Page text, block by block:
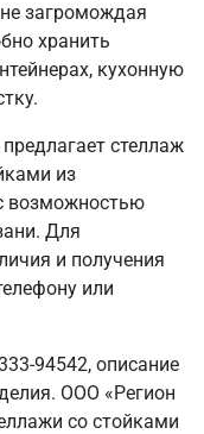
загромождая
хранить
кухонную
стеллаж
из
возможностью
Для
и получения
или
94542, описание
ООО «Регион
со стойками